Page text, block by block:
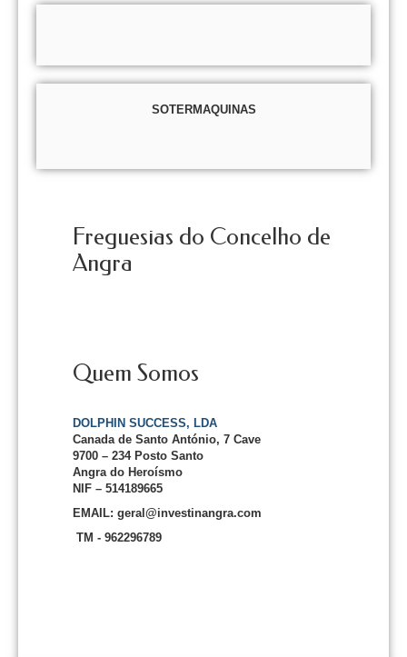
SOTERMAQUINAS
Freguesias do Concelho de
Angra
Quem Somos
DOLPHIN SUCCESS, LDA
Canada de Santo António, 7 Cave
9700 – 234 Posto Santo
Angra do Heroísmo
NIF – 514189665
EMAIL: geral@investinangra.com
TM - 962296789